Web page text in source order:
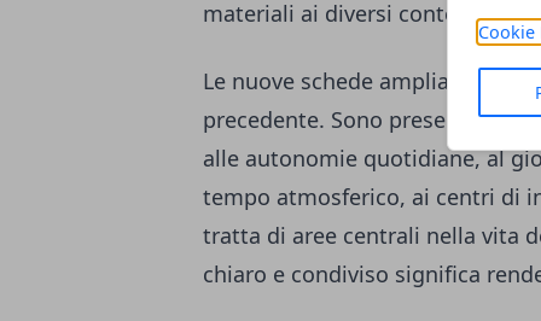
Cookie
materiali ai diversi contesti
Le nuove schede ampliano
precedente. Sono presenti
alle autonomie quotidiane, al
tempo atmosferico, ai centri di
tratta di aree centrali nella vita
chiaro e condiviso significa